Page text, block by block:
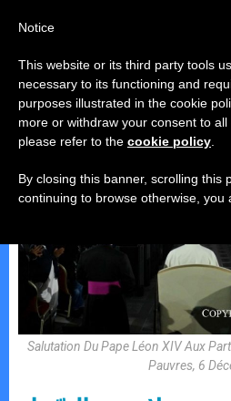
البابا لاون الرّابع عشر
Salutation Du Pape Léon XIV Aux
Pauvres, 6
Notice
This website or its third party tools
necessary to its functioning and
purposes illustrated in the cookie
more or withdraw your consent to all
please refer to the cookie policy
By closing this banner, scrolling this
continuing to browse otherwise, you